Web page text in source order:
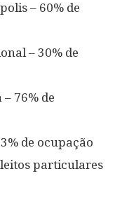
– 60% de
– 30% de
76% de
de ocupação
leitos particulares